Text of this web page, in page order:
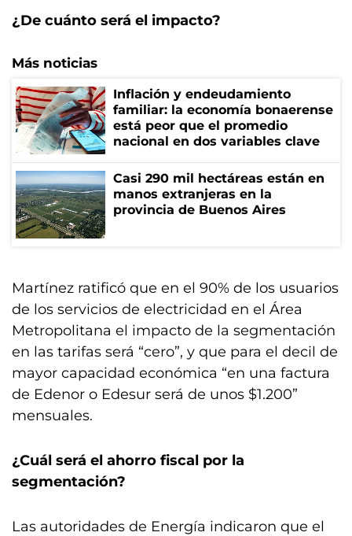
¿De cuánto será el impacto?
Más noticias
Inflación y endeudamiento
familiar: la economía bonaerense
está peor que el promedio
nacional en dos variables clave
Casi 290 mil hectáreas están en
manos extranjeras en la
provincia de Buenos Aires
Martínez ratificó que en el 90% de los usuarios
de los servicios de electricidad en el Área
Metropolitana el impacto de la segmentación
en las tarifas será “cero”, y que para el decil de
mayor capacidad económica “en una factura
de Edenor o Edesur será de unos $1.200”
mensuales.
¿Cuál será el ahorro fiscal por la
segmentación?
Las autoridades de Energía indicaron que el